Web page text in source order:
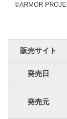
©ARMOR
販売サイト
発売日
発売元